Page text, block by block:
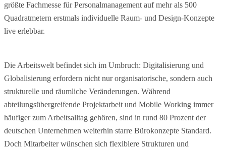
größte Fachmesse für Personalmanagement auf mehr als 500
Quadratmetern erstmals individuelle Raum- und Design-Konzepte
live erlebbar.
Die Arbeitswelt befindet sich im Umbruch: Digitalisierung und
Globalisierung erfordern nicht nur organisatorische, sondern auch
strukturelle und räumliche Veränderungen. Während
abteilungsübergreifende Projektarbeit und Mobile Working immer
häufiger zum Arbeitsalltag gehören, sind in rund 80 Prozent der
deutschen Unternehmen weiterhin starre Bürokonzepte Standard.
Doch Mitarbeiter wünschen sich flexiblere Strukturen und